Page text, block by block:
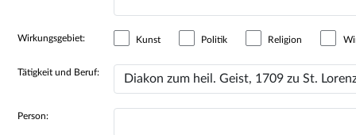
Wirkungsgebiet: Kunst Politik Religion
Tätigkeit und Beruf:
Person: